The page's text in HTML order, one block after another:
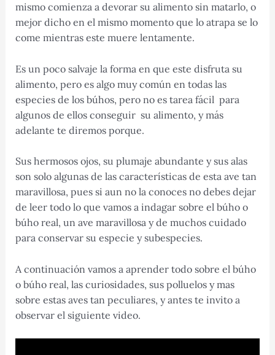
mismo comienza a devorar su alimento sin matarlo, o
mejor dicho en el mismo momento que lo atrapa se lo
come mientras este muere lentamente.
Es un poco salvaje la forma en que este disfruta su
alimento, pero es algo muy común en todas las
especies de los búhos, pero no es tarea fácil para
algunos de ellos conseguir su alimento, y más
adelante te diremos porque.
Sus hermosos ojos, su plumaje abundante y sus alas
son solo algunas de las características de esta ave tan
maravillosa, pues si aun no la conoces no debes dejar
de leer todo lo que vamos a indagar sobre el búho o
búho real, un ave maravillosa y de muchos cuidado
para conservar su especie y subespecies.
A continuación vamos a aprender todo sobre el búho
o búho real, las curiosidades, sus polluelos y mas
sobre estas aves tan peculiares, y antes te invito a
observar el siguiente video.